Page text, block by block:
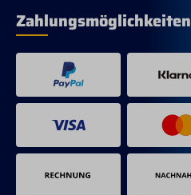
Zahlungsmöglichkeiten